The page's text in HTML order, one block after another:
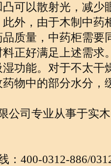
可以散射光，减少
外，由于木制中药
质量，中药柜需要
正好满足上述需求
功能。对于不太干
药物中的部分水分，
公司专业从事于实
：400-0312-886/